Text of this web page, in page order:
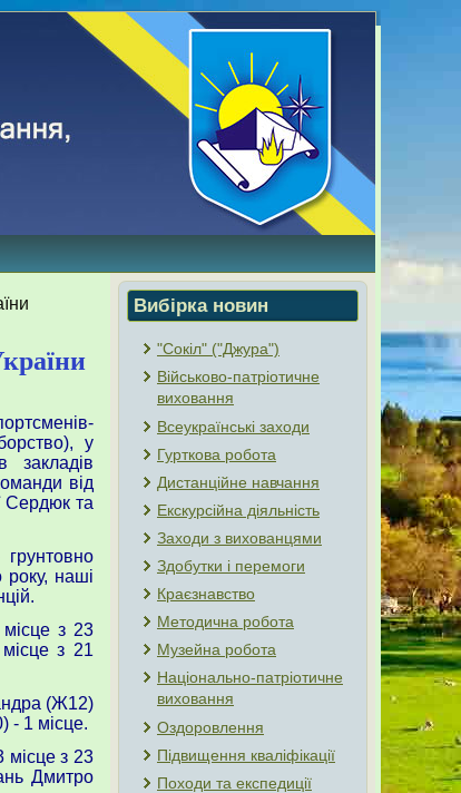
у
закладів
від
Сердюк та
року, наші
з 23
з 21
(Ж12)
- 1 місце.
місце з 23
Дмитро
Вибірка новин
"Сокіл" ("Джура")
Військово-патріотичне
виховання
Всеукраїнські заходи
Гурткова робота
Дистанційне навчання
Екскурсійна діяльність
Заходи з вихованцями
Здобутки і перемоги
Краєзнавство
Методична робота
Музейна робота
Національно-патріотичне
виховання
Оздоровлення
Підвищення кваліфікації
Походи та експедиції